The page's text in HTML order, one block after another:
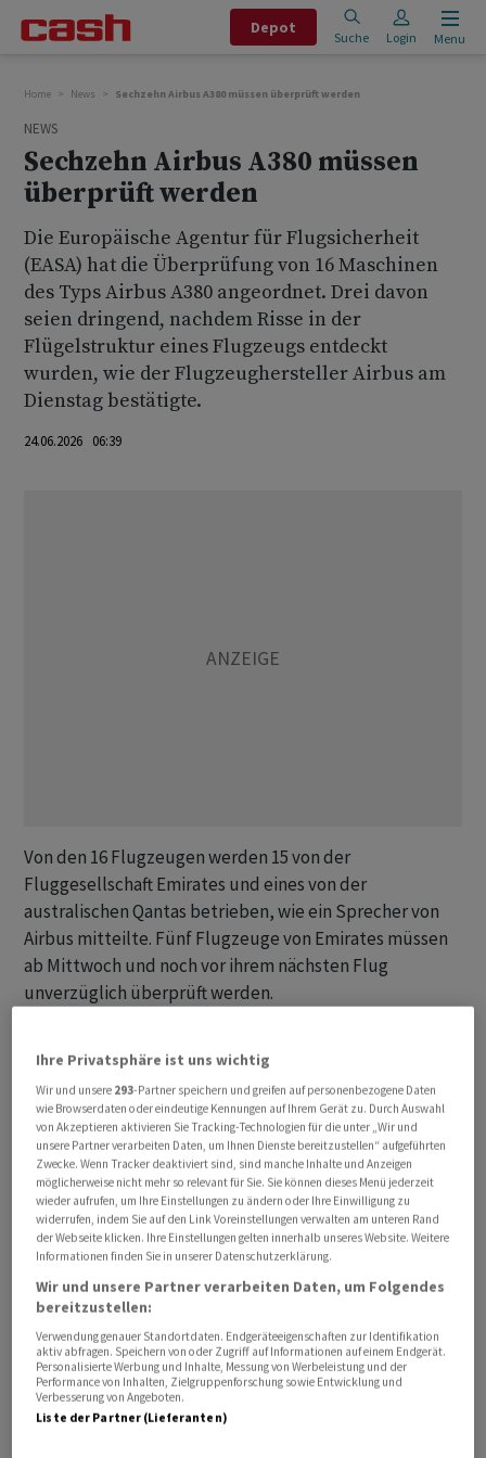
Depot
Suche Login Menu
Home News Sechzehn Airbus A380 müssen überprüft werden
NEWS
Sechzehn Airbus A380 müssen
überprüft werden
Die Europäische Agentur für Flugsicherheit
(EASA) hat die Überprüfung von 16 Maschinen
des Typs Airbus A380 angeordnet. Drei davon
seien dringend, nachdem Risse in der
Flügelstruktur eines Flugzeugs entdeckt
wurden, wie der Flugzeughersteller Airbus am
Dienstag bestätigte.
24.06.2026 06:39
Von den 16 Flugzeugen werden 15 von der
Fluggesellschaft Emirates und eines von der
australischen Qantas betrieben, wie ein Sprecher von
Airbus mitteilte. Fünf Flugzeuge von Emirates müssen
ab Mittwoch und noch vor ihrem nächsten Flug
unverzüglich überprüft werden.
Vereinigten Arabischen Emirate, ist mit einer Flotte von
mehr als hundert dieser Grossraum-
Langstreckenflugzeuge der weltweit grösste A380-
Kunde von Airbus. Die Inspektionen wurden von der
EASA in einer Richtlinie angeordnet. Die Risse, welche
die strukturelle Integrität des Flügels beeinträchtigen
könnten, seien bei Inspektionen entdeckt worden.
Diese hatte die EASA in einer Richtlinie vom Dezember
2025 angeordnet, so der europäische
Flugzeughersteller.
Alle betroffenen A380 seien identifiziert worden. Airbus
werde unverzüglich Inspektionen an fünf Flugzeugen
durchführen und sich anschliessend mit der EASA
Ihre Privatsphäre ist uns wichtig
Wir und unsere 293-Partner speichern und greifen auf personenbezogene Daten
wie Browserdaten oder eindeutige Kennungen auf Ihrem Gerät zu. Durch Auswahl
von Akzeptieren aktivieren Sie Tracking-Technologien für die unter „Wir und
unsere Partner verarbeiten Daten, um Ihnen Dienste bereitzustellen“ aufgeführten
Zwecke. Wenn Tracker deaktiviert sind, sind manche Inhalte und Anzeigen
möglicherweise nicht mehr so relevant für Sie. Sie können dieses Menü jederzeit
wieder aufrufen, um Ihre Einstellungen zu ändern oder Ihre Einwilligung zu
widerrufen, indem Sie auf den Link Voreinstellungen verwalten am unteren Rand
der Webseite klicken. Ihre Einstellungen gelten innerhalb unseres Website. Weitere
Informationen finden Sie in unserer Datenschutzerklärung.
Wir und unsere Partner verarbeiten Daten, um Folgendes
bereitzustellen:
Verwendung genauer Standortdaten. Endgeräteeigenschaften zur Identifikation
aktiv abfragen. Speichern von oder Zugriff auf Informationen auf einem Endgerät.
Personalisierte Werbung und Inhalte, Messung von Werbeleistung und der
Performance von Inhalten, Zielgruppenforschung sowie Entwicklung und
Verbesserung von Angeboten.
Liste der Partner (Lieferanten)